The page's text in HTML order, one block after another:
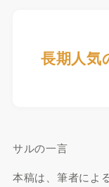
長期人気
サルの一言
本稿は、筆者によ